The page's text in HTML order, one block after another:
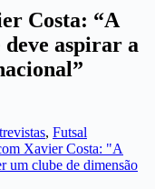
Costa: “A
deve aspirar a
, Futsal